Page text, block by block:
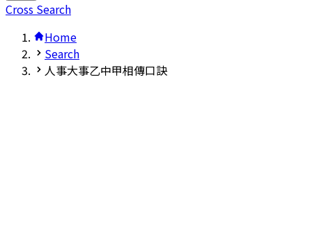
Cross Search
Home
Search
人事大事乙中甲相傳口訣